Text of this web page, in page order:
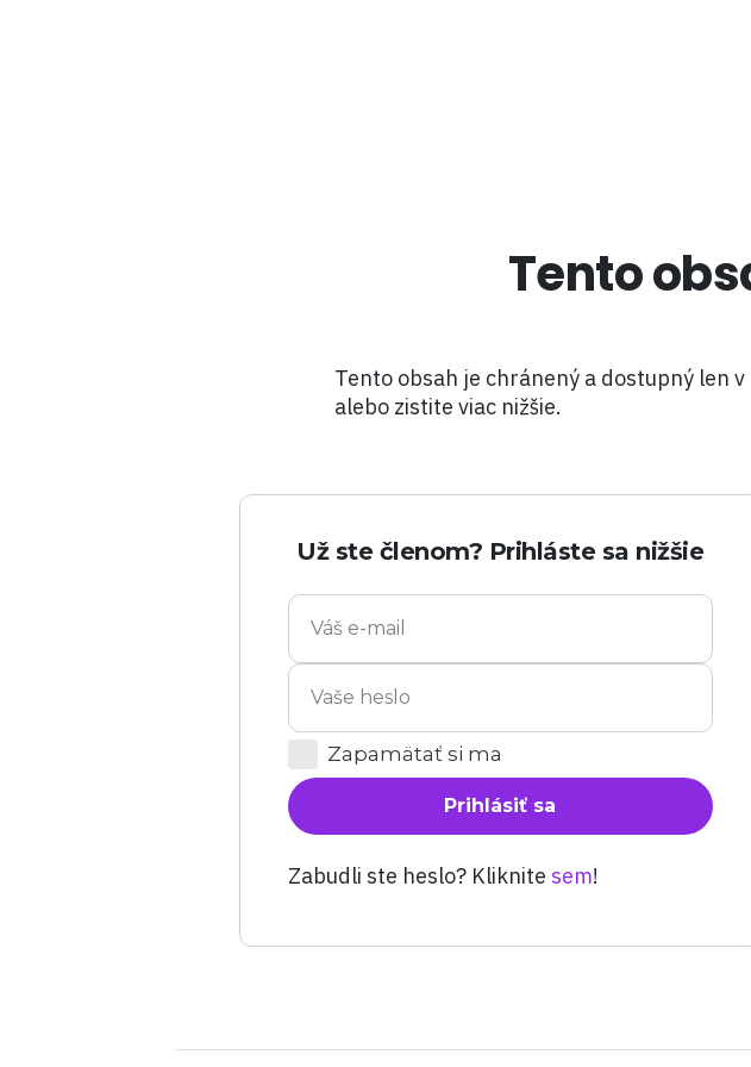
Tento
Tento obsah je chránený a dostupný len
alebo zistite viac nižšie.
Už ste členom? Prihláste sa nižšie
Zapamätať si ma
Prihlásiť sa
Zabudli ste heslo? Kliknite sem!